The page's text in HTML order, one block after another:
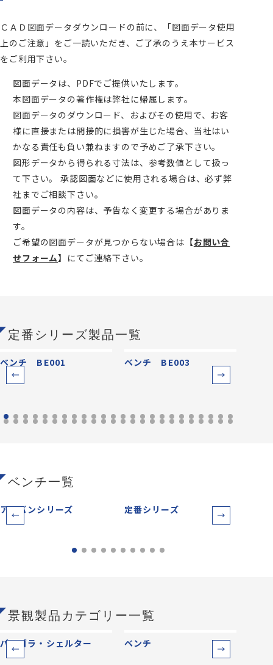
ＣＡＤ図面データダウンロードの前に、「図面データ使用
上のご注意」をご一読いただき、ご了承のうえ本サービス
をご利用下さい。
図面データは、PDFでご提供いたします。
本図面データの著作権は弊社に帰属します。
図面データのダウンロード、およびその使用で、お客
様に直接または間接的に損害が生じた場合、当社はい
かなる責任も負い兼ねますので予めご了承下さい。
図形データから得られる寸法は、参考数値として扱っ
て下さい。 承認図面などに使用される場合は、必ず弊
社までご相談下さい。
図面データの内容は、予告なく変更する場合がありま
す。
ご希望の図面データが見つからない場合は 【お問い合
せフォーム】 にてご連絡下さい。
定番シリーズ製品一覧
ベンチ BE001 ベンチ BE003
ベンチ一覧
アーバンシリーズ 定番シリーズ
景観製品カテゴリー一覧
パーゴラ・シェルター ベンチ